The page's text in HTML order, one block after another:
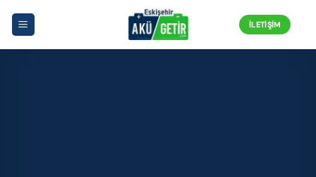
atla
İLETIŞIM